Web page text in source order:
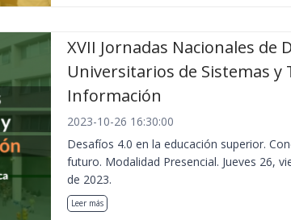
XVII Jornadas Nacionales de
Universitarios de Sistemas y
Información
2023-10-26 16:30:00
Desafíos 4.0 en la educación superior.
futuro. Modalidad Presencial. Jueves 26,
de 2023.
Leer más